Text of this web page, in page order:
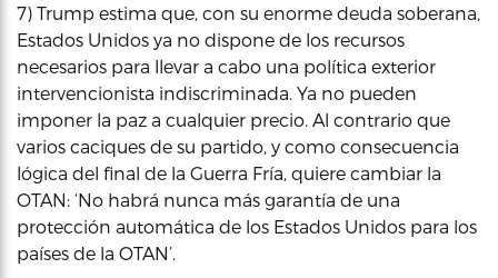
7) Trump estima que, con su enorme deuda soberana,
Estados Unidos ya no dispone de los recursos
necesarios para llevar a cabo una política exterior
intervencionista indiscriminada. Ya no pueden
imponer la paz a cualquier precio. Al contrario que
varios caciques de su partido, y como consecuencia
lógica del final de la Guerra Fría, quiere cambiar la
OTAN: ‘No habrá nunca más garantía de una
protección automática de los Estados Unidos para los
países de la OTAN’.